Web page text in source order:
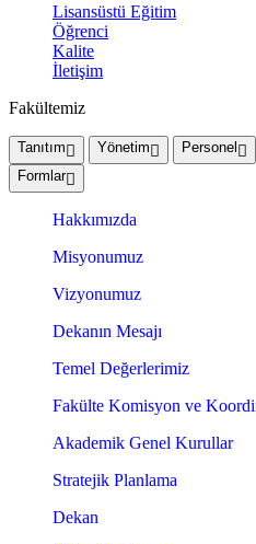
Lisansüstü Eğitim
Öğrenci
Kalite
İletişim
Fakültemiz
Tanıtım Yönetim Personel
Formlar
Hakkımızda
Misyonumuz
Vizyonumuz
Dekanın Mesajı
Temel Değerlerimiz
Fakülte Komisyon ve
Akademik Genel Kurullar
Stratejik Planlama
Dekan